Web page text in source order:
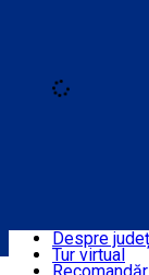
Trasee turistice
Despre
Tur virtual